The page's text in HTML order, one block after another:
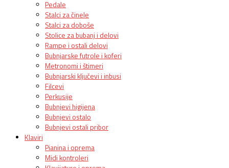
Pedale
Stalci za činele
Stalci za doboše
Stolice za bubanj i delovi
Rampe i ostali delovi
Bubnjarske futrole i koferi
Metronomi i štimeri
Bubnjarski ključevi i inbusi
Filcevi
Perkusije
Bubnjevi higijena
Bubnjevi ostalo
Bubnjevi ostali pribor
Klaviri
Pianina i oprema
Midi kontroleri